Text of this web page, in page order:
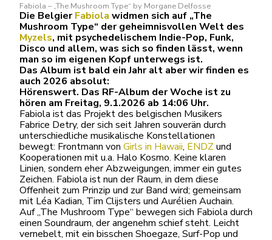
Fabiola – „The Mushroom Type“ by Morgane Delfosse
Die BelgierFabiola widmen sich auf „The
Mushroom Type“ der geheimnisvollen Welt des
Myzels, mit psychedelischem Indie-Pop, Funk,
Disco und allem, was sich so finden lässt, wenn
man so im eigenen Kopf unterwegs ist.
Das Album ist bald ein Jahr alt aber wir finden es
auch 2026 absolut:
Hörenswert. Das RF-Album der Woche ist zu
hören am Freitag, 9.1.2026 ab 14:06 Uhr.
Fabiola ist das Projekt des belgischen Musikers
Fabrice Detry, der sich seit Jahren souverän durch
unterschiedliche musikalische Konstellationen
bewegt: Frontmann von Girls in Hawaii, ENDZ und
Kooperationen mit u.a. Halo Kosmo. Keine klaren
Linien, sondern eher Abzweigungen, immer ein gutes
Zeichen. Fabiola ist nun der Raum, in dem diese
Offenheit zum Prinzip und zur Band wird; gemeinsam
mit Léa Kadian, Tim Clijsters und Aurélien Auchain.
Auf „The Mushroom Type“ bewegen sich Fabiola durch
einen Soundraum, der angenehm schief steht. Leicht
vernebelt, mit ein bisschen Shoegaze, Surf-Pop und